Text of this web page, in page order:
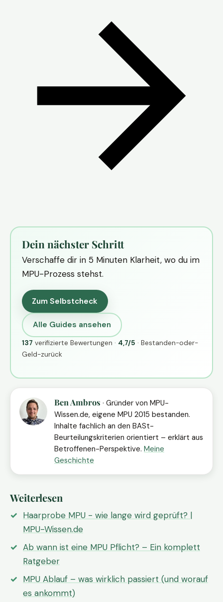
Dein nächster Schritt
Verschaffe dir in 5 Minuten Klarheit, wo du im
MPU-Prozess stehst.
Zum Selbstcheck
Alle Guides ansehen
137 verifizierte Bewertungen · 4,7/5 · Bestanden-oder-
Geld-zurück
Ben Ambros · Gründer von MPU-
Wissen.de, eigene MPU 2015 bestanden.
Inhalte fachlich an den BASt-
Beurteilungskriterien orientiert – erklärt aus
Betroffenen-Perspektive. Meine
Geschichte
Weiterlesen
Haarprobe MPU - wie lange wird geprüft? |
MPU-Wissen.de
Ab wann ist eine MPU Pflicht? – Ein komplett
Ratgeber
MPU Ablauf – was wirklich passiert (und worauf
es ankommt)